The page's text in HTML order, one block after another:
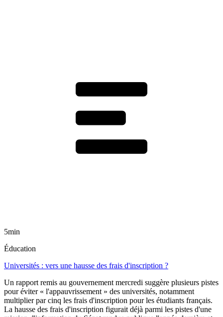
5min
Éducation
Universités : vers une hausse des frais d'inscription ?
Un rapport remis au gouvernement mercredi suggère plusieurs pistes
pour éviter « l'appauvrissement » des universités, notamment
multiplier par cinq les frais d'inscription pour les étudiants français.
La hausse des frais d'inscription figurait déjà parmi les pistes d'une